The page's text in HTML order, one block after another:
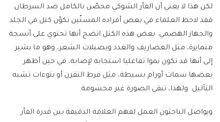
لكن هذا لا يعني أن الفأر الشوكي محصّن بالكامل ضد السرطان.
فقد لاحظ العلماء في بعض أفراده المسنّين تكوّن كتل في الجلد
والجهاز الهضمي. بعض هذه الكتل اتضح أنها تحتوي على أنسجة
متمايزة، مثل الغضاريف والغدد وبصيلات الشعر، وهو ما يشير
إلى أنها قد تكون نموا تفاعليا استجابة لإصابة، في حين أظهر
بعضها سمات أورام بسيطة، مثل فرط التقرن أو نتوءات تشبه
الثآليل. ولهذا، تبقى الصورة غير محسومة.
ويواصل الباحثون العمل لفهم العلاقة الدقيقة بين قدرة الفأر